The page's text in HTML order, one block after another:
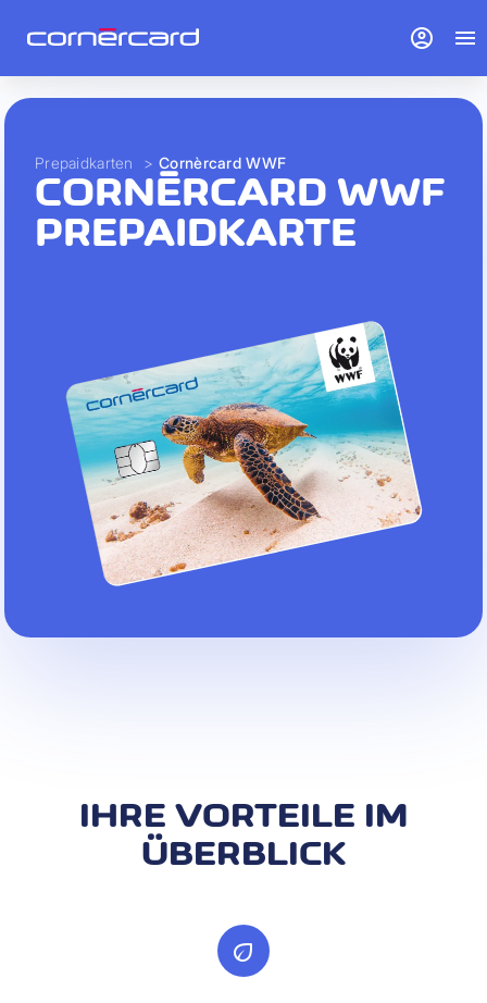
Prepaidkarten > Cornèrcard WWF
CORNÈRCARD WWF
PREPAIDKARTE
IHRE VORTEILE IM
ÜBERBLICK
eco
account_circle menu